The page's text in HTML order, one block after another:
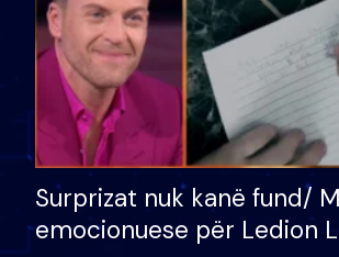
Surprizat nuk kanë fund/
emocionuese për Ledion